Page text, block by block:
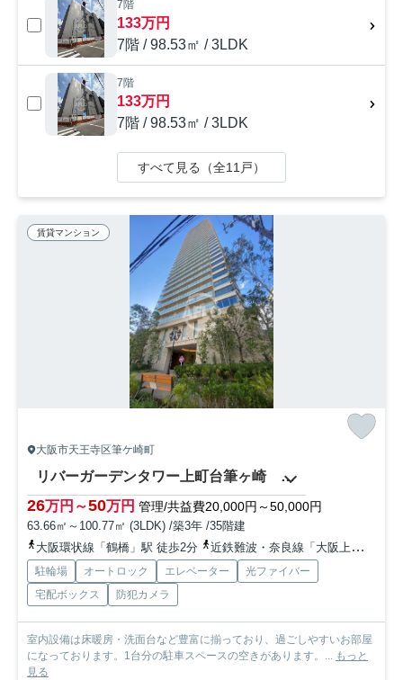
7階
133万円
7階 / 98.53㎡ / 3LDK
7階
133万円
7階 / 98.53㎡ / 3LDK
すべて見る（全11戸）
賃貸マンション
大阪市天王寺区筆ケ崎町
リバーガーデンタワー上町台筆ヶ崎 桃陽小学校
26万円～50万円 管理/共益費20,000円～50,000円
63.66㎡～100.77㎡ (3LDK) /築3年 /35階建
大阪環状線「鶴橋」駅 徒歩2分
近鉄難波・奈良線「大阪上本町」駅 徒歩10分
駐輪場 オートロック エレベーター
光ファイバー
宅配ボックス
防犯カメラ
室内設備は床暖房・洗面台など豊富に揃っており、過ごしやすいお部屋
になっております。1台分の駐車スペースの空きがあります。...
もっと
見る